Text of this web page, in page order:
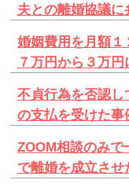
夫との離婚協議
婚姻費用を月額
７万円から３万
不貞行為を否認
の支払を受けた事
ZOOM相談のみで
で離婚を成立させ